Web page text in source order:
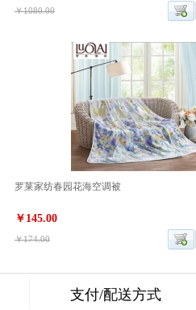
￥1080.00
罗莱家纺春园花海空调被
￥145.00
￥174.00
支付/配送方式